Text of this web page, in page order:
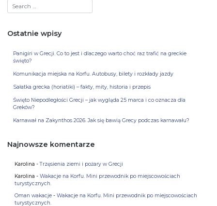
Ostatnie wpisy
Panigiri w Grecji. Co to jest i dlaczego warto choć raz trafić na greckie
święto?
Komunikacja miejska na Korfu. Autobusy, bilety i rozkłady jazdy
Sałatka grecka (horiatiki) – fakty, mity, historia i przepis
Święto Niepodległości Grecji – jak wygląda 25 marca i co oznacza dla
Greków?
Karnawał na Zakynthos 2026. Jak się bawią Grecy podczas karnawału?
Najnowsze komentarze
Karolina -Trzęsienia ziemi i pożary w Grecji
Karolina - Wakacje na Korfu. Mini przewodnik po miejscowościach
turystycznych.
Oman wakacje - Wakacje na Korfu. Mini przewodnik po miejscowościach
turystycznych.